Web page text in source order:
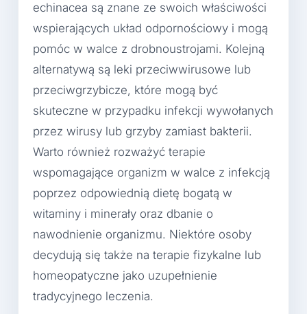
echinacea są znane ze swoich właściwości
wspierających układ odpornościowy i mogą
pomóc w walce z drobnoustrojami. Kolejną
alternatywą są leki przeciwwirusowe lub
przeciwgrzybicze, które mogą być
skuteczne w przypadku infekcji wywołanych
przez wirusy lub grzyby zamiast bakterii.
Warto również rozważyć terapie
wspomagające organizm w walce z infekcją
poprzez odpowiednią dietę bogatą w
witaminy i minerały oraz dbanie o
nawodnienie organizmu. Niektóre osoby
decydują się także na terapie fizykalne lub
homeopatyczne jako uzupełnienie
tradycyjnego leczenia.